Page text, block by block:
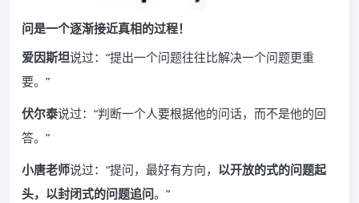
问是一个逐渐接近真相的过程！
爱因斯坦说过：“提出一个问题往往比解决一个问题更重
要。”
伏尔泰说过：“判断一个人要根据他的问话，而不是他的回
答。”
小唐老师说过：“提问，最好有方向， 以开放的式的问题起
头，以封闭式的问题追问。”